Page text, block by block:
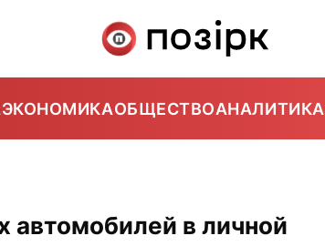
ЭКОНОМИКАОБЩЕСТВОАНАЛИТИКА
автомобилей в личной